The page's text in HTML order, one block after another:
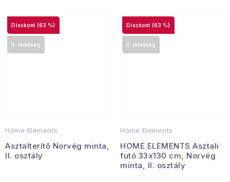
Home Elements
Asztalterítő Norvég minta,
II. osztály
(63 %)
II. minőség
Home Elements
HOME ELEMENTS Asztali
futó 33x130 cm, Norvég
minta, II. osztály
(63 %)
II. minőség